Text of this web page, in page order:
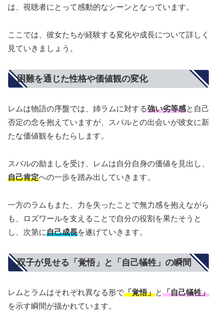
は、視聴者にとって感動的なシーンとなっています。
ここでは、彼女たちが経験する変化や成長について詳しく
見ていきましょう。
困難を通じた性格や価値観の変化
レムは物語の序盤では、姉ラムに対する強い劣等感と自己
否定の念を抱えていますが、スバルとの出会いが彼女に新
たな価値観をもたらします。
スバルの励ましを受け、レムは自分自身の価値を見出し、
自己肯定への一歩を踏み出していきます。
一方のラムもまた、力を失ったことで無力感を抱えながら
も、ロズワールを支えることで自分の役割を果たそうと
し、次第に自己成長を遂げていきます。
双子が見せる「覚悟」と「自己犠牲」の瞬間
レムとラムはそれぞれ異なる形で「覚悟」と「自己犠牲」
を示す瞬間が描かれています。